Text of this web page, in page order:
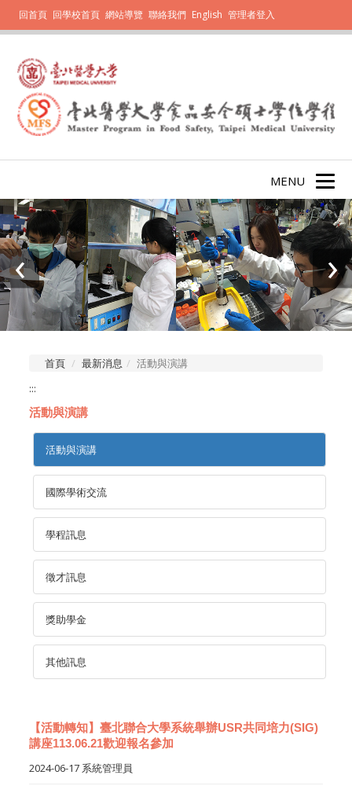
回首頁 回學校首頁 網站導覽 聯絡我們 English 管理者登入
MENU
‹ ›
首頁 最新消息
活動與演講
:::
活動與演講
活動與演講
國際學術交流
學程訊息
徵才訊息
獎助學金
其他訊息
【活動轉知】臺北聯合大學系統舉辦USR共同培力(SIG)
講座113.06.21歡迎報名參加
2024-06-17 系統管理員